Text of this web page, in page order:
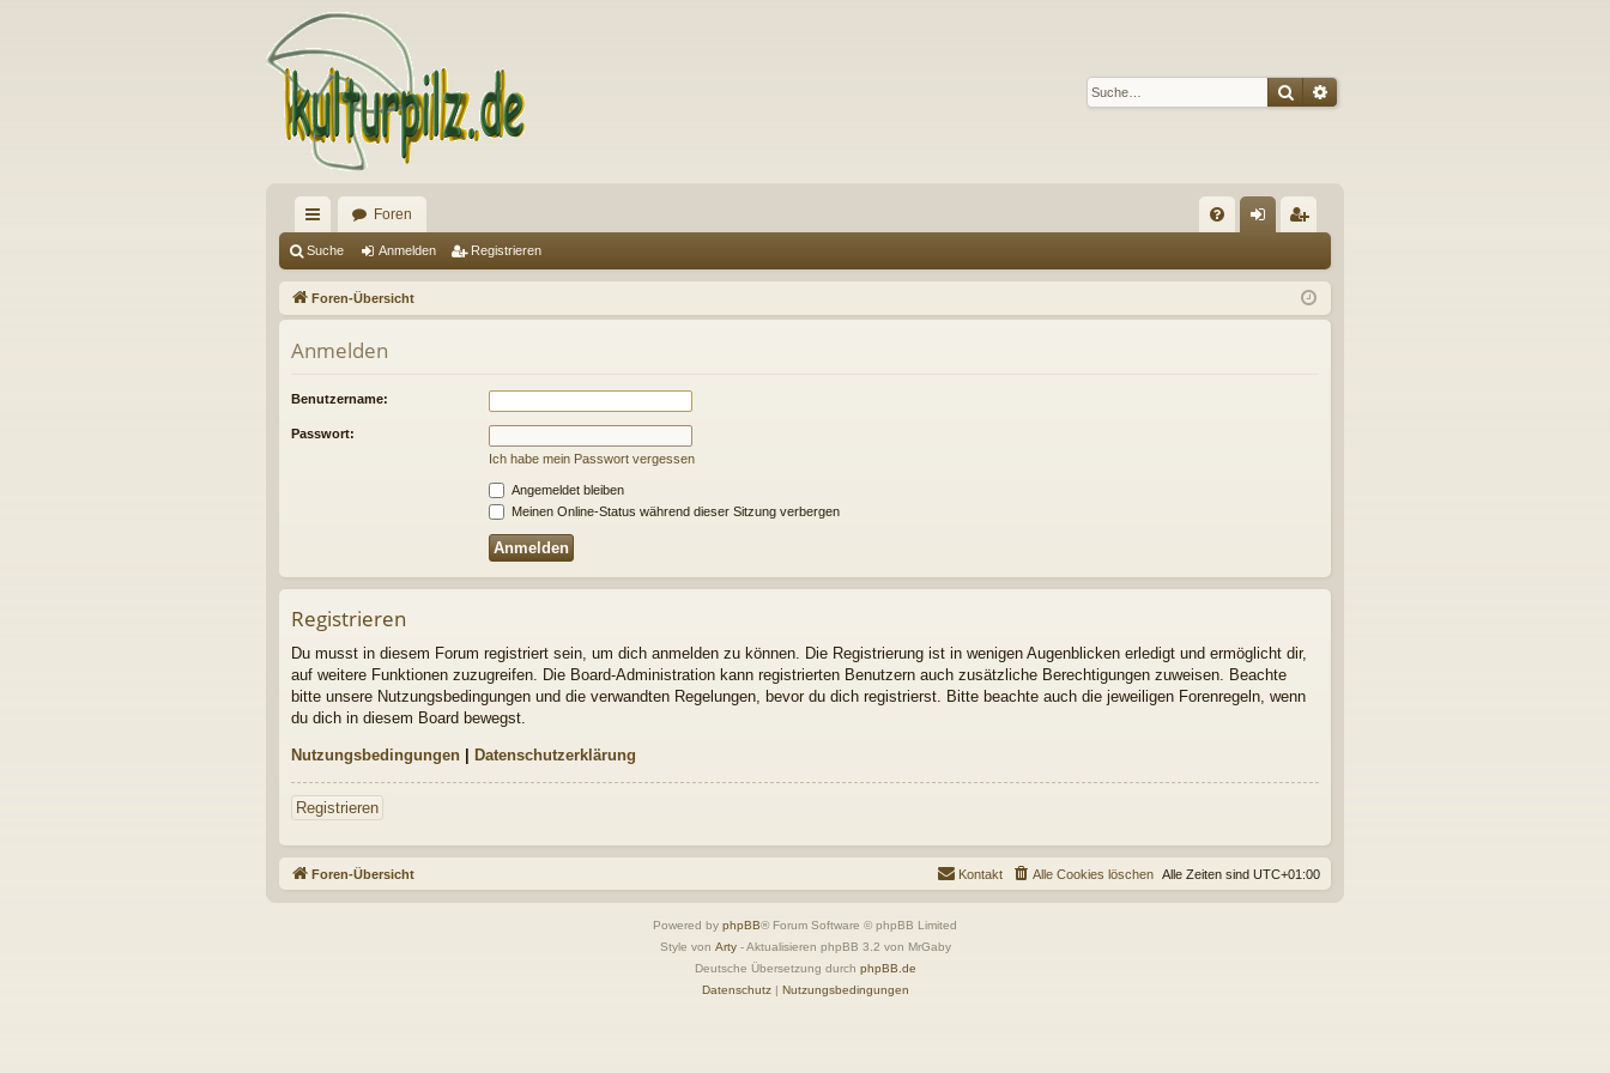
SucheErweiterte Suche
ch
ne
llz
ug
riff
Foren
Q m
el
ist
rie
Suche Anmelden Registrieren
Foren-Übersicht
Anmelden
Benutzername:
Passwort:
Ich habe mein Passwort vergessen
Angemeldet bleiben
Meinen Online-Status während dieser Sitzung verbergen
Registrieren
Du musst in diesem Forum registriert sein, um dich anmelden zu können. Die Registrierung ist in wenigen Augenblicken erledigt und ermöglicht dir,
auf weitere Funktionen zuzugreifen. Die Board-Administration kann registrierten Benutzern auch zusätzliche Berechtigungen zuweisen. Beachte
bitte unsere Nutzungsbedingungen und die verwandten Regelungen, bevor du dich registrierst. Bitte beachte auch die jeweiligen Forenregeln, wenn
du dich in diesem Board bewegst.
Nutzungsbedingungen | Datenschutzerklärung
Registrieren
Foren-Übersicht Alle Zeiten sind UTC+01:00
Alle Cookies löschen
Kontakt
Powered by phpBB® Forum Software © phpBB Limited
Style von Arty- Aktualisieren phpBB 3.2 von MrGaby
Deutsche Übersetzung durch phpBB.de
Datenschutz| Nutzungsbedingungen